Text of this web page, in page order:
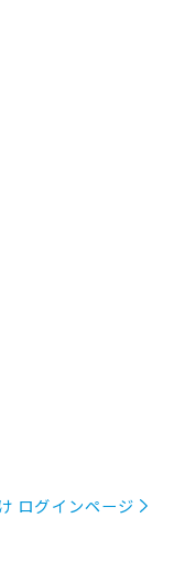
ログインページ